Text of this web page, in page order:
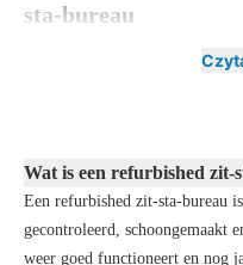
sta-bureau
Een refurbished zit-sta-bureau
zijn een stuk betaalbaarder dan
we elke medewerker helpen
waarbij zittend en staand
Wat is een refurbished zit-
Een refurbished zit-sta-bureau
gecontroleerd, schoongemaakt
weer goed functioneert en nog